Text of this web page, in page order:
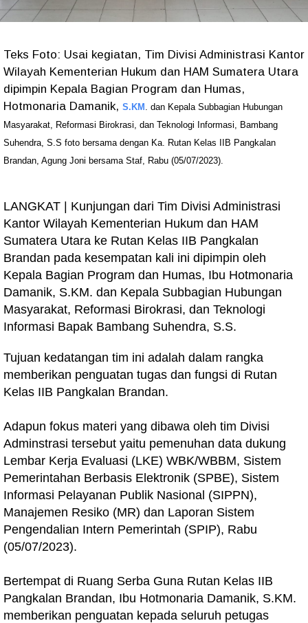
Teks Foto: Usai kegiatan, Tim Divisi Administrasi Kantor
Wilayah Kementerian Hukum dan HAM Sumatera Utara
dipimpin Kepala Bagian Program dan Humas,
Hotmonaria Damanik, S.KM . dan Kepala Subbagian Hubungan
Masyarakat, Reformasi Birokrasi, dan Teknologi Informasi, Bambang
Suhendra, S.S foto bersama dengan Ka. Rutan Kelas IIB Pangkalan
Brandan, Agung Joni bersama Staf, Rabu (05/07/2023).
LANGKAT | Kunjungan dari Tim Divisi Administrasi
Kantor Wilayah Kementerian Hukum dan HAM
Sumatera Utara ke Rutan Kelas IIB Pangkalan
Brandan pada kesempatan kali ini dipimpin oleh
Kepala Bagian Program dan Humas, Ibu Hotmonaria
Damanik, S.KM. dan Kepala Subbagian Hubungan
Masyarakat, Reformasi Birokrasi, dan Teknologi
Informasi Bapak Bambang Suhendra, S.S.
Tujuan kedatangan tim ini adalah dalam rangka
memberikan penguatan tugas dan fungsi di Rutan
Kelas IIB Pangkalan Brandan.
Adapun fokus materi yang dibawa oleh tim Divisi
Adminstrasi tersebut yaitu pemenuhan data dukung
Lembar Kerja Evaluasi (LKE) WBK/WBBM, Sistem
Pemerintahan Berbasis Elektronik (SPBE), Sistem
Informasi Pelayanan Publik Nasional (SIPPN),
Manajemen Resiko (MR) dan Laporan Sistem
Pengendalian Intern Pemerintah (SPIP), Rabu
(05/07/2023).
Bertempat di Ruang Serba Guna Rutan Kelas IIB
Pangkalan Brandan, Ibu Hotmonaria Damanik, S.KM.
memberikan penguatan kepada seluruh petugas